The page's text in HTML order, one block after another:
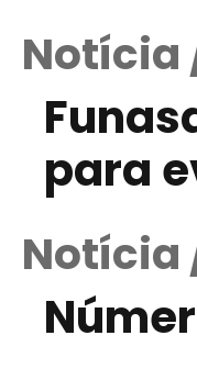
Notícia
para
Notícia